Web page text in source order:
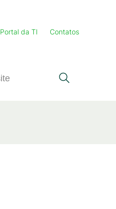
Portal da TI Contatos